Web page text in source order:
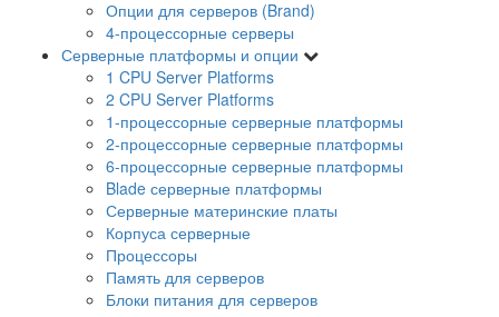
Опции для серверов (Brand)
4-процессорные серверы
Серверные платформы и опции
1 CPU Server Platforms
2 CPU Server Platforms
1-процессорные серверные платформы
2-процессорные серверные платформы
6-процессорные серверные платформы
Blade серверные платформы
Серверные материнские платы
Корпуса серверные
Процессоры
Память для серверов
Блоки питания для серверов